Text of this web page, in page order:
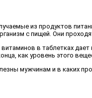
из продуктов
с пищей. Они
в таблетках
как уровень этого
мужчинам и в каких